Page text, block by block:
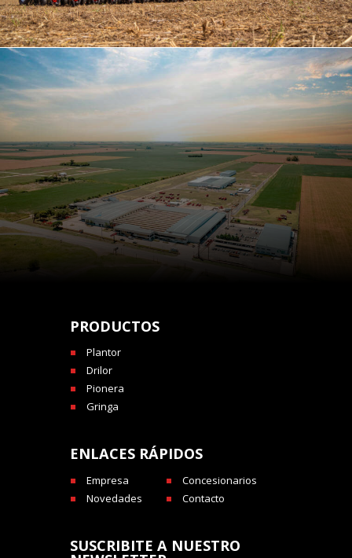
PRODUCTOS
Plantor
Drilor
Pionera
Gringa
ENLACES RÁPIDOS
Empresa
Concesionarios
Novedades
Contacto
SUSCRIBITE A NUESTRO